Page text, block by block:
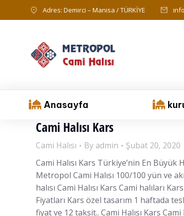
Adres: Demirci – Manisa / TÜRKİYE
Anasayfa
Cami Halısı Kars
Cami Halısı By admin
Şubat 20, 2020
Cami Halısı Kars Türkiye’nin En Büyük
Metropol Cami Halısı 100/100 yün ve
halısı Cami Halısı Kars Cami halıları
Fiyatları Kars özel tasarım 1 haftada
fiyat ve 12 taksit.. Cami Halısı Kars Cami